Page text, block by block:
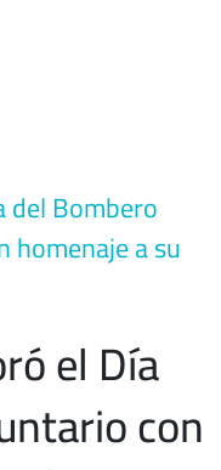
del Bombero
homenaje a su
el Día
con